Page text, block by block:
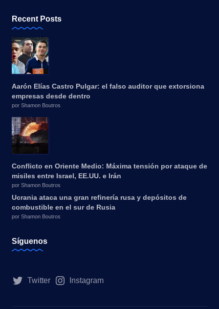
Recent Posts
Aarón Elías Castro Pulgar: el falso auditor que extorsiona
empresas desde dentro
por Shamon Boutros
Conflicto en Oriente Medio: Máxima tensión por ataque de
misiles entre Israel, EE.UU. e Irán
por Shamon Boutros
Ucrania ataca una gran refinería rusa y depósitos de
combustible en el sur de Rusia
por Shamon Boutros
Síguenos
Twitter Instagram